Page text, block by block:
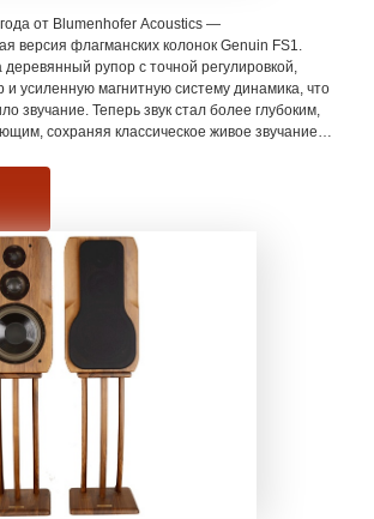
от Blumenhofer Acoustics —
версия флагманских колонок Genuin FS1.
деревянный рупор с точной регулировкой,
и усиленную магнитную систему динамика, что
звучание. Теперь звук стал более глубоким,
сохраняя классическое живое звучание